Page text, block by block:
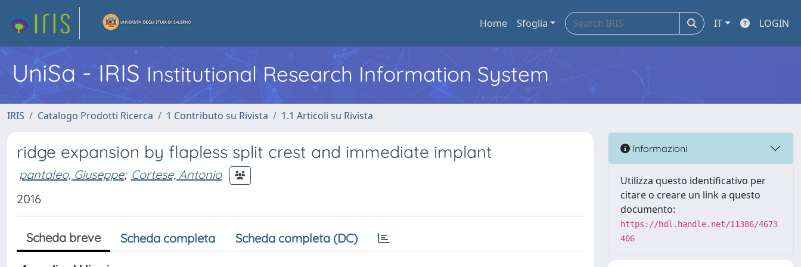
Home Sfoglia IT LOGIN
UniSa - IRIS Institutional Research Information System
IRIS Catalogo Prodotti Ricerca 1 Contributo su Rivista 1.1 Articoli su Rivista
ridge expansion by flapless split crest and immediate implant
pantaleo, Giuseppe; Cortese, Antonio
2016
Scheda breve Scheda completa Scheda completa (DC)
Informazioni
Utilizza questo identificativo per
citare o creare un link a questo
documento:
https://hdl.handle.net/11386/4673
406